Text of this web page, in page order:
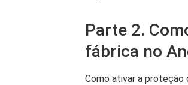
Parte 2.
fábrica no
Como ativar a proteção